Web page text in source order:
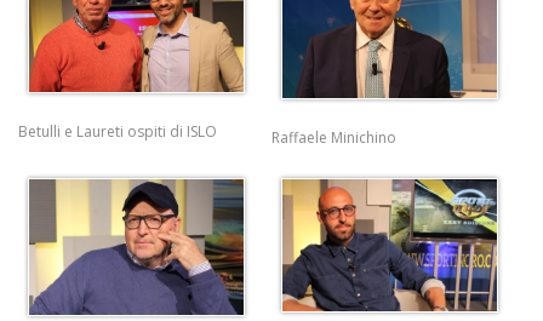
Betulli e Laureti ospiti di ISLO Raffaele Minichino